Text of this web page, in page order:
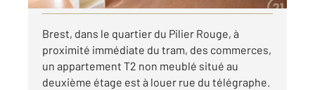
Brest, dans le quartier du Pilier Rouge, à
proximité immédiate du tram, des commerces,
un appartement T2 non meublé situé au
deuxième étage est à louer rue du télégraphe.